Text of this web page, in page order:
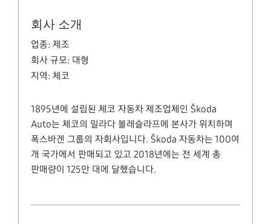
회사 소개
업종: 제조
회사 규모: 대형
지역: 체코
1895년에 설립된 체코 자동차 제조업체인 Škoda
Auto는 체코의 밀라다 볼레슬라프에 본사가 위치하며
폭스바겐 그룹의 자회사입니다. Škoda 자동차는 100여
개 국가에서 판매되고 있고 2018년에는 전 세계 총
판매량이 125만 대에 달했습니다.